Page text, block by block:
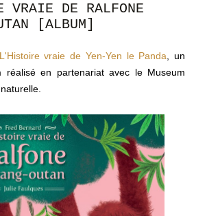
VRAIE DE RALFONE
[ALBUM]
L'Histoire vraie de Yen-Yen le Panda , un
réalisé en partenariat avec le Museum